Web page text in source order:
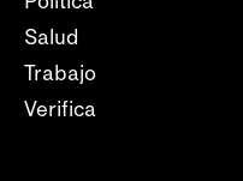
Salud
Trabajo
Verifica